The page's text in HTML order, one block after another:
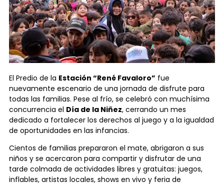
El Predio de la Estación “René Favaloro” fue
nuevamente escenario de una jornada de disfrute para
todas las familias. Pese al frío, se celebró con muchísima
concurrencia el Día de la Niñez, cerrando un mes
dedicado a fortalecer los derechos al juego y a la igualdad
de oportunidades en las infancias.
Cientos de familias prepararon el mate, abrigaron a sus
niños y se acercaron para compartir y disfrutar de una
tarde colmada de actividades libres y gratuitas: juegos,
inflables, artistas locales, shows en vivo y feria de